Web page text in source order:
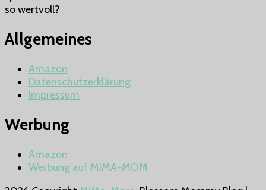
so wertvoll?
Allgemeines
Amazon
Datenschutzerklärung
Impressum
Werbung
Amazon
Werbung auf MIMA-MOM